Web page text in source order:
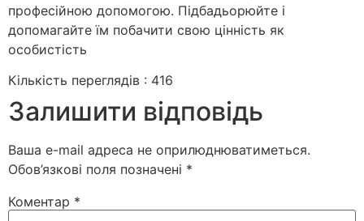
професійною допомогою. Підбадьорюйте і
допомагайте їм побачити свою цінність як
особистість
Кількість переглядів : 416
Залишити відповідь
Ваша e-mail адреса не оприлюднюватиметься.
Обов’язкові поля позначені *
Коментар *